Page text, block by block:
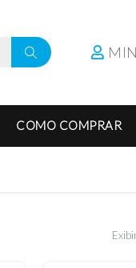
COMO COMPRAR